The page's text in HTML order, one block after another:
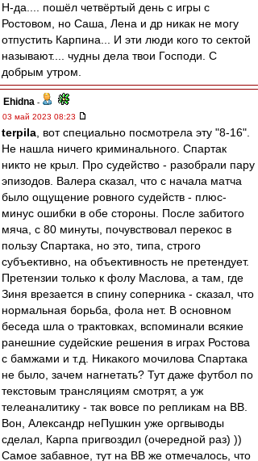
Н-да.... пошёл четвёртый день с игры с
Ростовом, но Саша, Лена и др никак не могу
отпустить Карпина... И эти люди кого то сектой
называют.... чудны дела твои Господи. С
добрым утром.
Ehidna -
03 май 2023 08:23
terpila , вот специально посмотрела эту "8-16".
Не нашла ничего криминального. Спартак
никто не крыл. Про судейство - разобрали пару
эпизодов. Валера сказал, что с начала матча
было ощущение ровного судейств - плюс-
минус ошибки в обе стороны. После забитого
мяча, с 80 минуты, почувствовал перекос в
пользу Спартака, но это, типа, строго
субъективно, на объективность не претендует.
Претензии только к фолу Маслова, а там, где
Зиня врезается в спину соперника - сказал, что
нормальная борьба, фола нет. В основном
беседа шла о трактовках, вспоминали всякие
ранешние судейские решения в играх Ростова
с бамжами и т.д. Никакого мочилова Спартака
не было, зачем нагнетать? Тут даже футбол по
текстовым трансляциям смотрят, а уж
телеаналитику - так вовсе по репликам на ВВ.
Вон, Александр неПушкин уже оргвыводы
сделал, Карпа пригвоздил (очередной раз) ))
Самое забавное, тут на ВВ же отмечалось, что